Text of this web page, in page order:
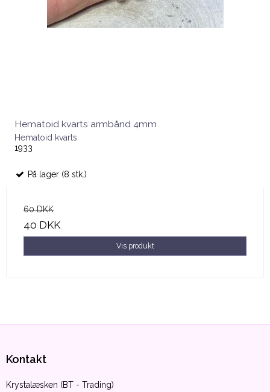
Hematoid kvarts armbånd 4mm
Hematoid kvarts
1933
På lager (8 stk.)
60 DKK
40 DKK
Vis produkt
Kontakt
Krystalæsken (BT - Trading)